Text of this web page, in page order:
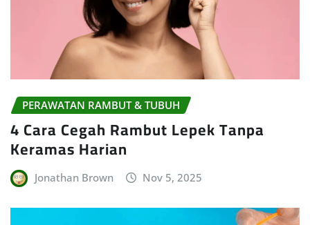
PERAWATAN RAMBUT & TUBUH
4 Cara Cegah Rambut Lepek Tanpa
Keramas Harian
Jonathan Brown Nov 5, 2025